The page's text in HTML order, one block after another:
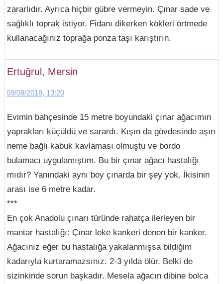
zararlıdır. Ayrıca hiçbir gübre vermeyin. Çınar sade ve
sağlıklı toprak istiyor. Fidanı dikerken kökleri örtmede
kullanacağınız toprağa ponza taşı karıştırın.
Ertuğrul, Mersin
09/08/2018, 13:20
Evimin bahçesinde 15 metre boyundaki çınar ağacımın
yaprakları küçüldü ve sarardı. Kışın da gövdesinde aşırı
neme bağlı kabuk kavlaması olmuştu ve bordo
bulamacı uygulamıştım. Bu bir çınar ağacı hastalığı
mıdır? Yanındaki aynı boy çınarda bir şey yok. İkisinin
arası ise 6 metre kadar.
***
En çok Anadolu çınarı türünde rahatça ilerleyen bir
mantar hastalığı: Çınar leke kankeri denen bir kanker.
Ağacınız eğer bu hastalığa yakalanmışsa bildiğim
kadarıyla kurtaramazsınız. 2-3 yılda ölür. Belki de
sizinkinde sorun başkadır. Mesela ağacın dibine bolca